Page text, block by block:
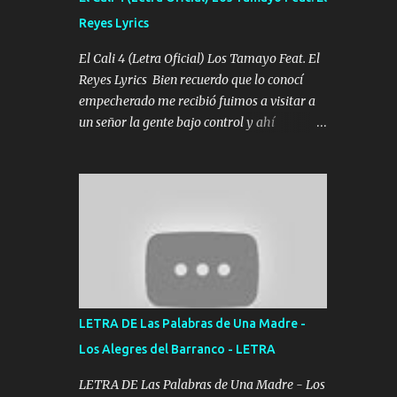
agarrar el vuelo y la mente y tranquilizando
Tomense un buen trago Y así es como
empezamos los versos que voy cantando
(Music) A vido alta y bajas La carreta se
atora Pero nunca le aflojamos Ya me han
pasado cosas Y aunque ustedes no sepan
es...
Reyes Lyrics
El Cali 4 (Letra Oficial) Los Tamayo Feat. El
Reyes Lyrics Bien recuerdo que lo conocí
empecherado me recibió fuimos a visitar a
un señor la gente bajo control y ahí
reglas no secuestr0 no r0bar De La C giró la
orden nos comanda el doble P bien firmes
con Alto PRIETO y la camisa es color Verde y
peleam0s la Bandera por todita a la ciudad
con los drones patrullando la Frontera De
blancas ya hace falta mi APA FLACO verde
se le extraña pa que sepan Aquí Pura GENTE
LETRA DE Las Palabras de Una Madre -
Los Alegres del Barranco - LETRA
LETRA DE Las Palabras de Una Madre - Los